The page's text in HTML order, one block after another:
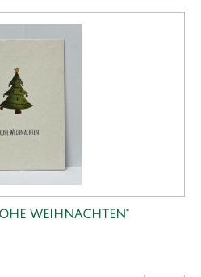
WEIHNACHTEN"